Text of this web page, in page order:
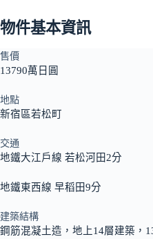
物件基本資訊
售價
13790萬日圓
地點
新宿區若松町
交通
地鐵大江戶線 若松河田2分
地鐵東西線 早稻田9分
建築結構
鋼筋混凝土造，地上14層建築，